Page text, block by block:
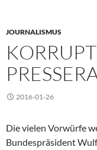
JOURNALISMUS
2016-01-26
Die vielen Vorwürfe
Bundespräsident